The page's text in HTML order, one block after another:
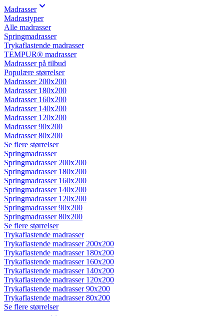
Madrasser
Madrastyper
Alle madrasser
Springmadrasser
Trykaflastende madrasser
TEMPUR® madrasser
Madrasser på tilbud
Populære størrelser
Madrasser 200x200
Madrasser 180x200
Madrasser 160x200
Madrasser 140x200
Madrasser 120x200
Madrasser 90x200
Madrasser 80x200
Se flere størrelser
Springmadrasser
Springmadrasser 200x200
Springmadrasser 180x200
Springmadrasser 160x200
Springmadrasser 140x200
Springmadrasser 120x200
Springmadrasser 90x200
Springmadrasser 80x200
Se flere størrelser
Trykaflastende madrasser
Trykaflastende madrasser 200x200
Trykaflastende madrasser 180x200
Trykaflastende madrasser 160x200
Trykaflastende madrasser 140x200
Trykaflastende madrasser 120x200
Trykaflastende madrasser 90x200
Trykaflastende madrasser 80x200
Se flere størrelser